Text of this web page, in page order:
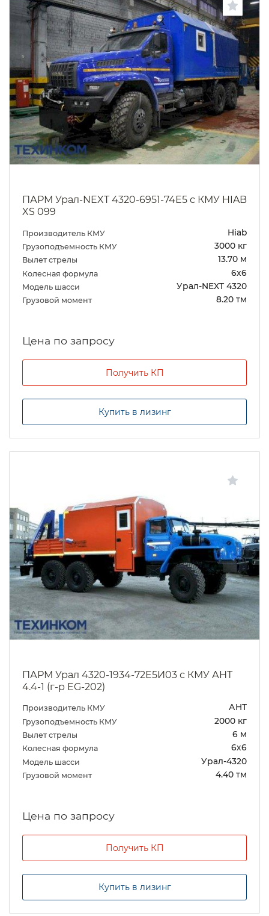
ПАРМ Урал-NEXT 4320-6951-74Е5 с КМУ HIAB
XS 099
Производитель КМУ Hiab
Грузоподъемность КМУ 3000 кг
Вылет стрелы 13.70 м
Колесная формула 6х6
Модель шасси Урал-NEXT 4320
Грузовой момент 8.20 тм
Цена по запросу
Получить КП
Купить в лизинг
ПАРМ Урал 4320-1934-72Е5И03 с КМУ АНТ
4.4-1 (г-р EG-202)
Производитель КМУ АНТ
Грузоподъемность КМУ 2000 кг
Вылет стрелы 6 м
Колесная формула 6х6
Модель шасси Урал-4320
Грузовой момент 4.40 тм
Цена по запросу
Получить КП
Купить в лизинг